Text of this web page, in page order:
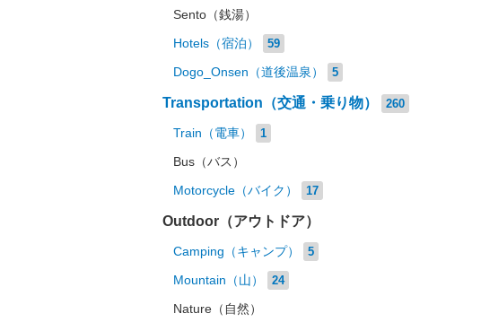
Sento（銭湯）
Hotels（宿泊） 59
Dogo_Onsen（道後温泉） 5
Transportation（交通・乗り物） 260
Train（電車） 1
Bus（バス）
Motorcycle（バイク） 17
Outdoor（アウトドア）
Camping（キャンプ） 5
Mountain（山） 24
Nature（自然）